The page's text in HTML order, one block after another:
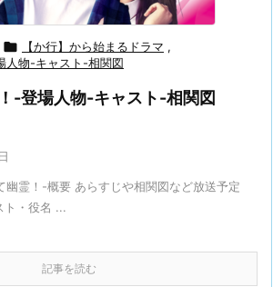
 【か行】から始まるドラマ ,
人物-キャスト-相関図
-登場人物-キャスト-相関図
幽霊！-概要 あらすじや相関図など放送予定
ト・役名 ...
記事を読む